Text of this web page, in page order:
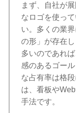
まず、自社が
なロゴを使っ
い。多くの業
の形」が存在
多いのであれ
感のあるゴー
な占有率は格
は、看板や
手法です。